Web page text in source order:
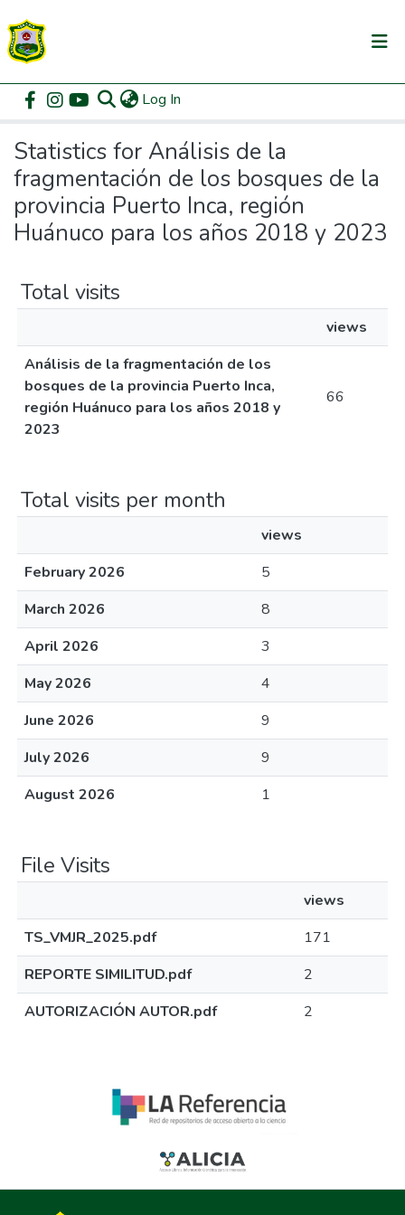
Log In
Communities & Collections
All of DSpace
Home Statistics
Statistics for Análisis de la
fragmentación de los bosques de la
provincia Puerto Inca, región
Huánuco para los años 2018 y 2023
Total visits
views
Análisis de la fragmentación de los
bosques de la provincia Puerto Inca,
región Huánuco para los años 2018 y
2023
66
Total visits per month
views
February 2026
5
March 2026
8
April 2026
3
May 2026
4
June 2026
9
July 2026
9
August 2026
1
File Visits
views
TS_VMJR_2025.pdf
171
REPORTE SIMILITUD.pdf
2
AUTORIZACIÓN AUTOR.pdf
2